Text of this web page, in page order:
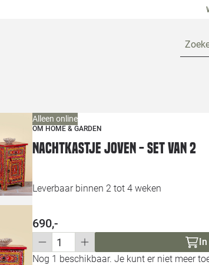
Alleen online
OM HOME & GARDEN
Nachtkastje Joven - set van 2
Leverbaar binnen 2 tot 4 weken
690,-
Nog 1 beschikbaar. Je kunt er niet meer